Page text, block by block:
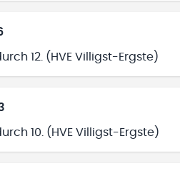
12. (HVE Villigst-Ergste)
10. (HVE Villigst-Ergste)